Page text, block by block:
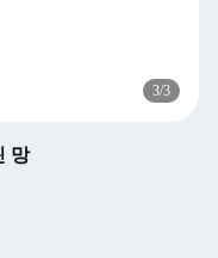
3/3
망